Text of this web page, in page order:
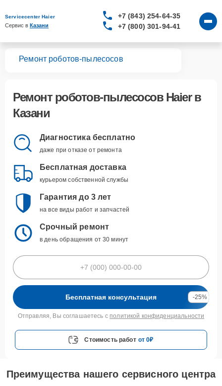
Servicecenter Haier
Сервис в Казани
+7 (843) 254-64-35
+7 (800) 301-94-41
Ремонт роботов-пылесосов
Ремонт роботов-пылесосов Haierв
Казани
Диагностика бесплатно
даже при отказе от ремонта
Бесплатная доставка
курьером собственной службы
Гарантия до 3 лет
на все виды работ и запчастей
Срочный ремонт
в день обращения от 30 минут
Бесплатная консультация -25%
Отправляя, Вы соглашаетесь с политикой конфиденциальности
Стоимость работ от 0₽
Преимущества нашего сервисного центра